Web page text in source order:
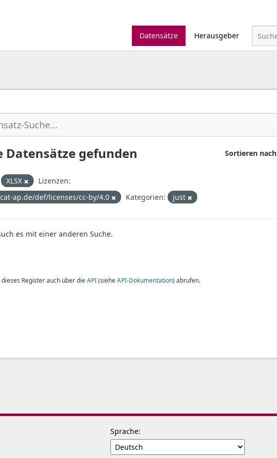
Datensätze
Herausgeber
Sortieren nach
Datensätze gefunden
XLSX
Lizenzen:
ap.de/def/licenses/cc-by/4.0
Kategorien: just
es mit einer anderen Suche.
Register auch über die API(siehe API-Dokumentation) abrufen.
Sprache